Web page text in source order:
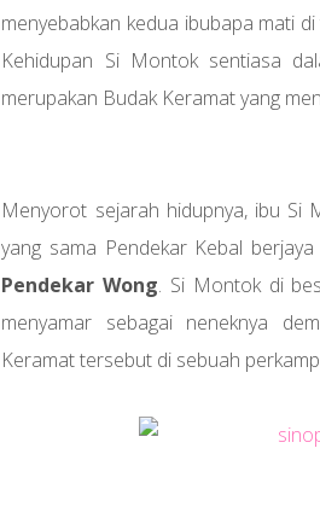
menyebabkan kedua ibubapa mati
Kehidupan Si Montok sentiasa
merupakan Budak Keramat yang
Menyorot sejarah hidupnya, ibu Si
yang sama Pendekar Kebal
Pendekar Wong. Si Montok di
menyamar sebagai neneknya
Keramat tersebut di sebuah